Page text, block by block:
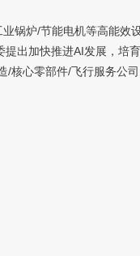
炉/节能电机等高能效设
出加快推进AI发展，培
/核心零部件/飞行服务公